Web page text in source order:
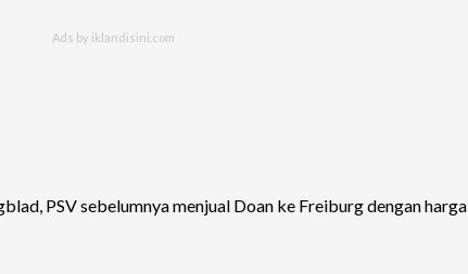
PSV sebelumnya menjual Doan ke Freiburg dengan harga